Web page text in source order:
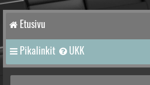
Etusivu
Pikalinkit UKK